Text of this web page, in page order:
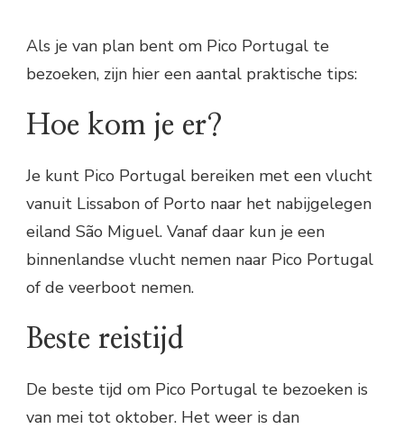
Als je van plan bent om Pico Portugal te
bezoeken, zijn hier een aantal praktische tips:
Hoe kom je er?
Je kunt Pico Portugal bereiken met een vlucht
vanuit Lissabon of Porto naar het nabijgelegen
eiland São Miguel. Vanaf daar kun je een
binnenlandse vlucht nemen naar Pico Portugal
of de veerboot nemen.
Beste reistijd
De beste tijd om Pico Portugal te bezoeken is
van mei tot oktober. Het weer is dan